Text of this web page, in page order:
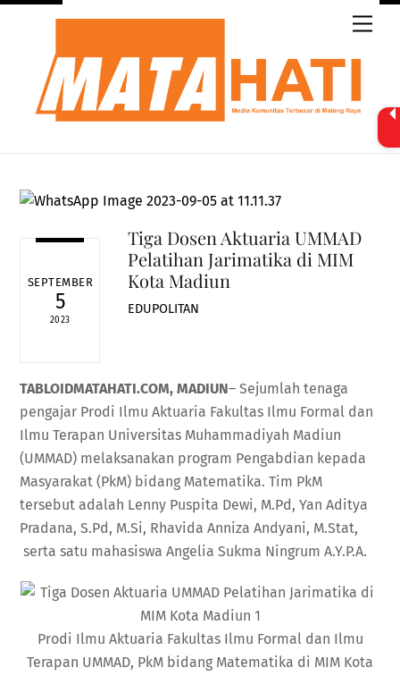
Skip
SEPTEMBER
5
2023
Tiga Dosen Aktuaria UMMAD
Pelatihan Jarimatika di MIM
Kota Madiun
EDUPOLITAN
TABLOIDMATAHATI.COM, MADIUN– Sejumlah tenaga
pengajar Prodi Ilmu Aktuaria Fakultas Ilmu Formal dan
Ilmu Terapan Universitas Muhammadiyah Madiun
(UMMAD) melaksanakan program Pengabdian kepada
Masyarakat (PkM) bidang Matematika. Tim PkM
tersebut adalah Lenny Puspita Dewi, M.Pd, Yan Aditya
Pradana, S.Pd, M.Si, Rhavida Anniza Andyani, M.Stat,
serta satu mahasiswa Angelia Sukma Ningrum A.Y.P.A.
Prodi Ilmu Aktuaria Fakultas Ilmu Formal dan Ilmu
Terapan UMMAD, PkM bidang Matematika di MIM Kota